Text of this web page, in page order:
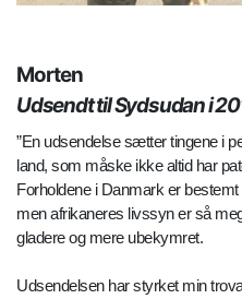
Morten
Udsendt til Sydsudan i
”En udsendelse sætter tingene i
land, som måske ikke altid har
Forholdene i Danmark er
men afrikaneres livssyn er så
gladere og mere ubekymret.
Udsendelsen har styrket min